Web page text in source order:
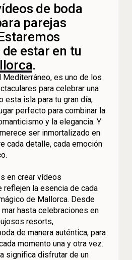
de boda
parejas
estar en tu
.
Mediterráneo, es uno de los
para celebrar una
esta isla para tu gran día,
perfecto para combinar la
y la elegancia. Y
ser inmortalizado en
cada detalle, cada emoción
en crear vídeos
la esencia de cada
de Mallorca. Desde
hasta celebraciones en
resorts,
de manera auténtica, para
momento una y otra vez.
significa disfrutar de un